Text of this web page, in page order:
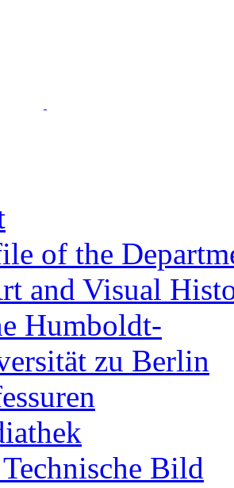
of the
and Visual
Humboldt-
zu Berlin
Bild